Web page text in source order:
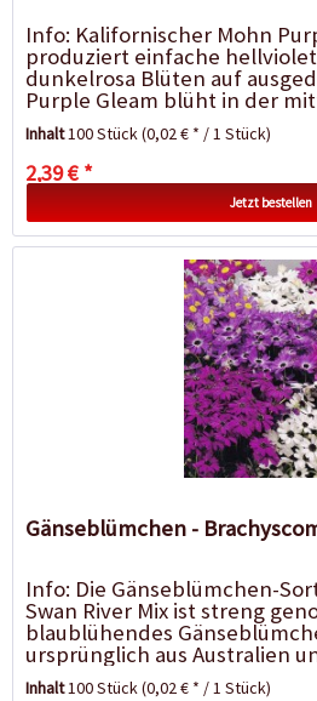
Info: Kalifornischer Mohn
produziert einfache
dunkelrosa Blüten auf
Purple Gleam blüht in der
Saison und ist eine
Inhalt100 Stück(0,02 € * / 1 Stück)
2,39 € *
Jetzt bestellen
Gänseblümchen -
Info: Die Gänseblümchen-
Swan River Mix ist streng
blaublühendes
ursprünglich aus Australien
1980er Jahren als...
Inhalt100 Stück(0,02 € * / 1 Stück)